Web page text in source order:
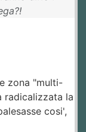
zona "multi-
radicalizzata la
cosi',